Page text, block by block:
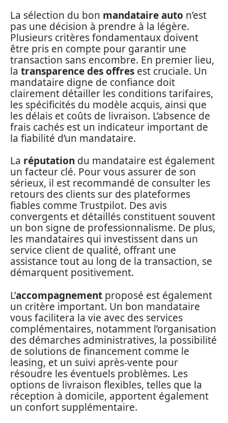
La sélection du bon mandataire auto n’est
pas une décision à prendre à la légère.
Plusieurs critères fondamentaux doivent
être pris en compte pour garantir une
transaction sans encombre. En premier lieu,
la transparence des offres est cruciale. Un
mandataire digne de confiance doit
clairement détailler les conditions tarifaires,
les spécificités du modèle acquis, ainsi que
les délais et coûts de livraison. L’absence de
frais cachés est un indicateur important de
la fiabilité d’un mandataire.
La réputation du mandataire est également
un facteur clé. Pour vous assurer de son
sérieux, il est recommandé de consulter les
retours des clients sur des plateformes
fiables comme Trustpilot. Des avis
convergents et détaillés constituent souvent
un bon signe de professionnalisme. De plus,
les mandataires qui investissent dans un
service client de qualité, offrant une
assistance tout au long de la transaction, se
démarquent positivement.
L’accompagnement proposé est également
un critère important. Un bon mandataire
vous facilitera la vie avec des services
complémentaires, notamment l’organisation
des démarches administratives, la possibilité
de solutions de financement comme le
leasing, et un suivi après-vente pour
résoudre les éventuels problèmes. Les
options de livraison flexibles, telles que la
réception à domicile, apportent également
un confort supplémentaire.